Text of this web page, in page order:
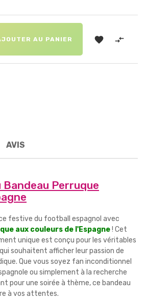
AU PANIER  
AVIS
Perruque
festive du football espagnol avec
aux couleurs de l'Espagne! Cet
unique est conçu pour les véritables
souhaitent afficher leur passion de
Que vous soyez fan inconditionnel
ou simplement à la recherche
pour une soirée à thème, ce bandeau
à vos attentes.